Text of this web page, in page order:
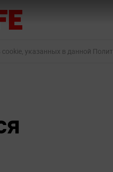
указанных в данной